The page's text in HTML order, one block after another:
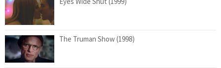
The Truman Show (1998)